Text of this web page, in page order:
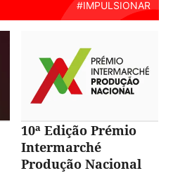
10ª Edição Prémio
Intermarché
Produção Nacional